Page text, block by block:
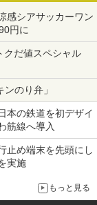
感シアサッカーワン
円に
クだ値スペシャル
のり弁」
本の鉄道を初デザイ
筋線へ導入
止め端末を先頭にし
実施
もっと見る